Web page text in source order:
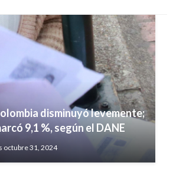
disminuyó levemente;
9,1 %, según el DANE
octubre 31, 2024
loterías y chances de este
Colombia
mayo 9, 2017
del país andan sin